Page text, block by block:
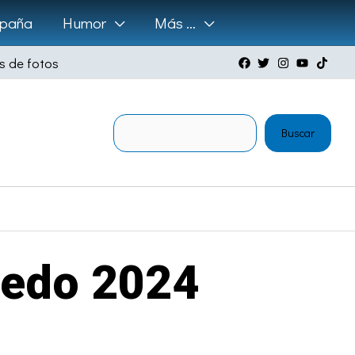
Humor Más …
de fotos
Buscar
2024